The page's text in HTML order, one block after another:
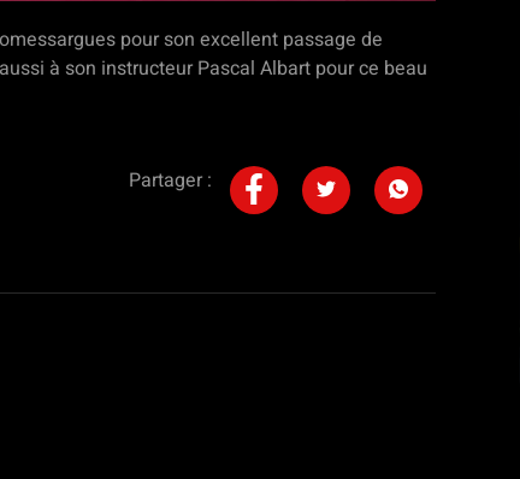
pour son excellent passage de
à son instructeur Pascal Albart pour ce beau
Partager :